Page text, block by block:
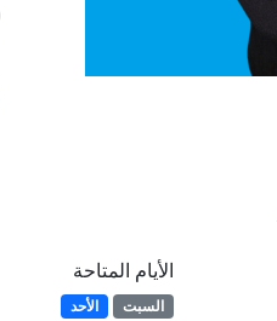
الأيام المتاحة
السبت
الأحد